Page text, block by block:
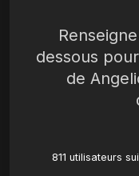
dessous
de
811 utilisateurs